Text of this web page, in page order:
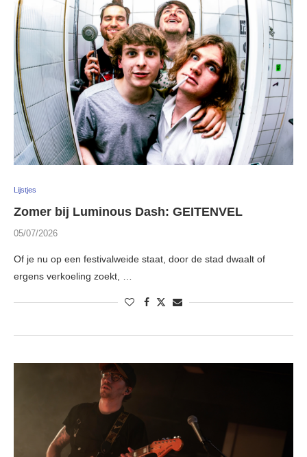
Lijstjes
Zomer bij Luminous Dash: GEITENVEL
05/07/2026
Of je nu op een festivalweide staat, door de stad dwaalt of
ergens verkoeling zoekt, …